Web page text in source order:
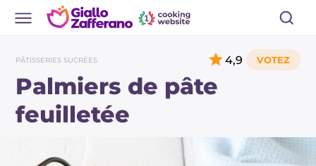
PÂTISSERIES SUCRÉES
Palmiers de pâte
feuilletée
4,9